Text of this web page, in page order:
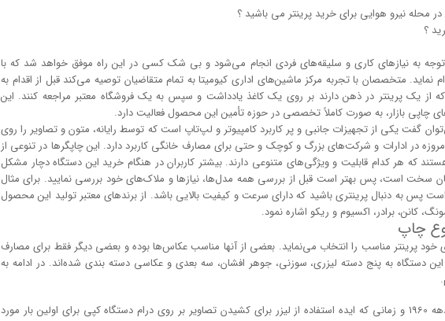
محله نیرو هوایی برای خرید پرینتر می باشید ؟
؟
توجه به نیاز‌‌های کاری و سلیقه‌های فردی انجام می‌شود و بی شک کسی در این راه موفق خواهد شد که با
نماید. متخصصان با تجربه مرکز ماشین‌های اداری کیومیتا به تمام متقاضیان توصیه می‌کند قبل از اقدام به
از یک پرینتر در ذهن دارند بر روی یک کاغذ یادداشت و سپس به یک فروشگاه معتبر مراجعه کنند. این
چاپی بازار، به صورت کاملاً تخصصی در حوزه تأمین این محصول فعالیت دارد.
گفت یکی از تجهیزات جانبی و پر کاربرد کامپیوتر و لپ‌تاپ است که توسط رایانه، متون و تصاویر را روی
در ادارات و شرکت‌های بزرگ و کوچک و حتی برای مصارف خانگی کاربرد دارد. این چاپگر‌ها در تنوعی از
که هر کدام قابلیت و ویژگی‌های متنوعی دارند. بیشتر کاربران در هنگام خرید این دستگاه دچار مشکل
سخت است، پس بهتر است قبل از بررسی همه مدل‌ها، نیاز‌ها و ملاک‌های خود بررسی نمایید. برای مثال
پس به دنبال پرینتری باشید که دارای سرعت و کیفیت بالایی باشد. از برند‌های معتبر تولید این محصول
کانن، برادر، اکسیوم و ریکو اشاره نمود.
چاپ
خود پرینتر مناسب را انتخاب می‌نماید. بعضی از آنها مناسب عکاس‌ها بوده و بعضی دیگر فقط برای مصارف
این دستگاه به پنج دسته لیزری، سوزنی، جوهر افشان، سه بعدی و عکاسی دسته بندی شده‌اند. در ادامه به
پرینتر لیزری توسط زیراکس در دهه 1960 و زمانی که ایده استفاده از لیزر برای کشیدن تصاویر بر روی درام دستگاه کپی برای اولین بار مورد